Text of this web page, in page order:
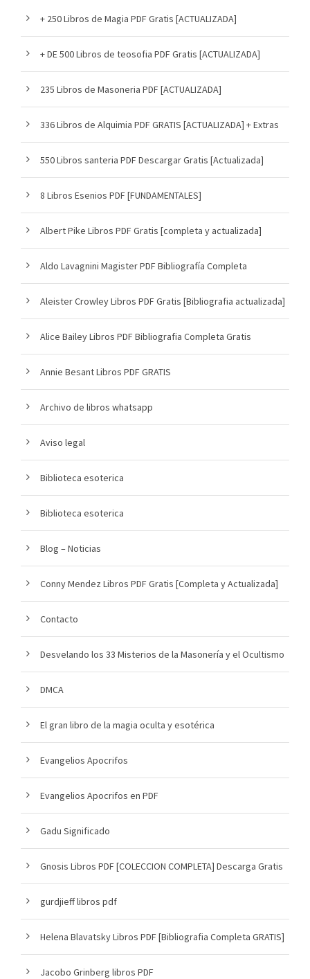
+ 250 Libros de Magia PDF Gratis [ACTUALIZADA]
+ DE 500 Libros de teosofia PDF Gratis [ACTUALIZADA]
235 Libros de Masoneria PDF [ACTUALIZADA]
336 Libros de Alquimia PDF GRATIS [ACTUALIZADA] + Extras
550 Libros santeria PDF Descargar Gratis [Actualizada]
8 Libros Esenios PDF [FUNDAMENTALES]
Albert Pike Libros PDF Gratis [completa y actualizada]
Aldo Lavagnini Magister PDF Bibliografía Completa
Aleister Crowley Libros PDF Gratis [Bibliografia actualizada]
Alice Bailey Libros PDF Bibliografia Completa Gratis
Annie Besant Libros PDF GRATIS
Archivo de libros whatsapp
Aviso legal
Biblioteca esoterica
Biblioteca esoterica
Blog – Noticias
Conny Mendez Libros PDF Gratis [Completa y Actualizada]
Contacto
Desvelando los 33 Misterios de la Masonería y el Ocultismo
DMCA
El gran libro de la magia oculta y esotérica
Evangelios Apocrifos
Evangelios Apocrifos en PDF
Gadu Significado
Gnosis Libros PDF [COLECCION COMPLETA] Descarga Gratis
gurdjieff libros pdf
Helena Blavatsky Libros PDF [Bibliografia Completa GRATIS]
Jacobo Grinberg libros PDF